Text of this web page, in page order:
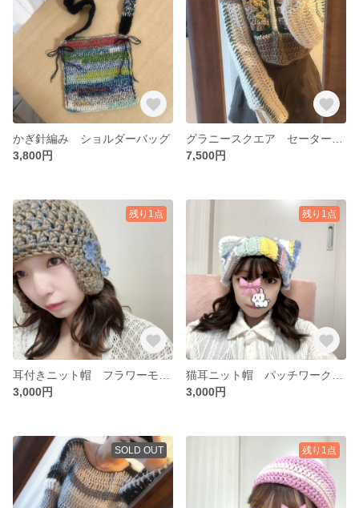
かぎ針編み ショルダーバッグ
3,800円
7,500円
残り1点
3,000円
残り1点
3,000円
SOLD OUT 残り1点